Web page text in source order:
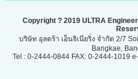
Copyright ? 2019 ULTRA
บริษัท อุลตร้า เอ็นจิเนียริ่ง จำกัด 2/7
Bangkae,
Tel : 0-2444-0844 FAX: 0-2444-1019